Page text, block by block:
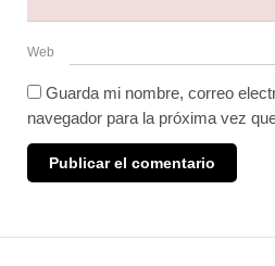
Web
Guarda mi nombre, correo
navegador para la próxima vez